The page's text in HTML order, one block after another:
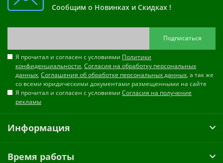
Сообщим о Новинках и Скидках !
Подписаться
Я прочитал и согласен с условиями Политики
конфиденциальности, Согласия на обработку персональных
данных, Соглашения об обработке персональных данных, а так же
со всеми юридическими документами размещенными на сайте
Я прочитал и согласен с условиями Согласия на получение
рекламы
Информация
Время работы